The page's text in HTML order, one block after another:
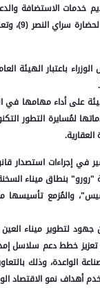
خدمات الاستضافة
الثالثة
باعتبار الهيئة
على أداء مهامها في
لمُسايرة التطور
إجراءات استصدار
بنطاق ميناء
لتطوير ميناء
خطط دعم سلاسل
الواعدة، وذلك
أهداف نمو الاقتصاد